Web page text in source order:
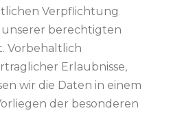
Verpflichtung
berechtigten
Vorbehaltlich
Erlaubnisse,
wir die Daten in einem
der besonderen